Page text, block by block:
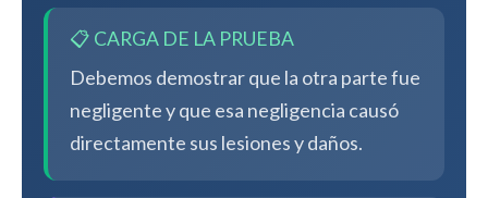
📋 CARGA DE LA PRUEBA
Debemos demostrar que la otra parte fue
negligente y que esa negligencia causó
directamente sus lesiones y daños.